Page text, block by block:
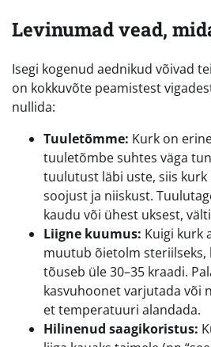
Levinumad vead,
Isegi kogenud aednikud võivad
on kokkuvõte peamistest
nullida:
Tuuletõmme: Kurk on
tuuletõmbe suhtes väga
tuulutust läbi uste, siis
soojust ja niiskust.
kaudu või ühest uksest,
Liigne kuumus: Kuigi kurk
muutub õietolm
tõuseb üle 30–35 kraadi.
kasvuhoonet varjutada või
et temperatuuri alandada.
Hilinenud saagikoristus: